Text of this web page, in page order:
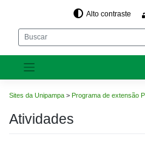
Alto contraste
Sites da Unipampa > Programa de extensão
Atividades